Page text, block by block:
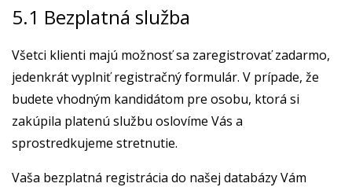
5.1 Bezplatná služba
Všetci klienti majú možnosť sa zaregistrovať zadarmo,
jedenkrát vyplniť registračný formulár. V prípade, že
budete vhodným kandidátom pre osobu, ktorá si
zakúpila platenú službu oslovíme Vás a
sprostredkujeme stretnutie.
Vaša bezplatná registrácia do našej databázy Vám